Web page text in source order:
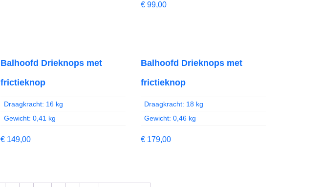
€ 99,00
Balhoofd Drieknops met
frictieknop
Draagkracht: 16 kg
Gewicht: 0,41 kg
€ 149,00
Balhoofd Drieknops met
frictieknop
Draagkracht: 18 kg
Gewicht: 0,46 kg
€ 179,00